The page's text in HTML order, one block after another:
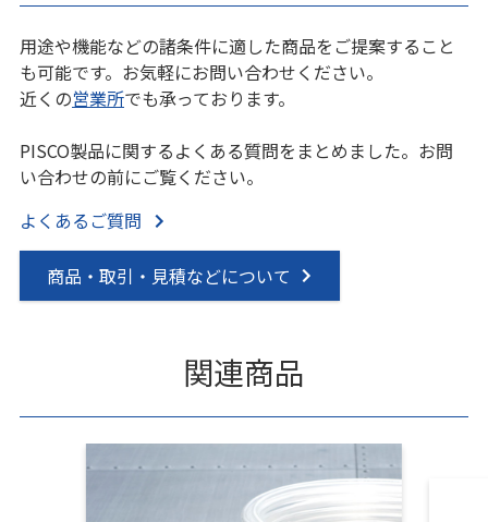
用途や機能などの諸条件に適した商品をご提案すること
も可能です。お気軽にお問い合わせください。
近くの営業所でも承っております。
PISCO製品に関するよくある質問をまとめました。お問
い合わせの前にご覧ください。
よくあるご質問
商品・取引・見積などについて
関連商品